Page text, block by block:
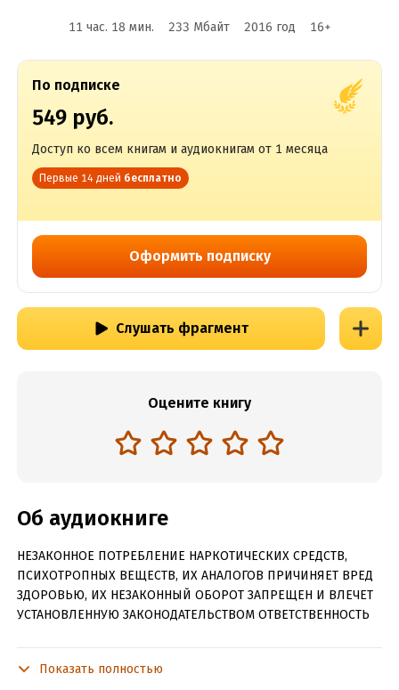
11 час. 18 мин. 233 Мбайт 2016 год 16+
По подписке
549 руб.
Доступ ко всем книгам и аудиокнигам от 1 месяца
Первые 14 дней бесплатно
Оформить подписку
Слушать фрагмент
Оцените книгу
Об аудиокниге
НЕЗАКОННОЕ ПОТРЕБЛЕНИЕ НАРКОТИЧЕСКИХ СРЕДСТВ,
ПСИХОТРОПНЫХ ВЕЩЕСТВ, ИХ АНАЛОГОВ ПРИЧИНЯЕТ ВРЕД
ЗДОРОВЬЮ, ИХ НЕЗАКОННЫЙ ОБОРОТ ЗАПРЕЩЕН И ВЛЕЧЕТ
УСТАНОВЛЕННУЮ ЗАКОНОДАТЕЛЬСТВОМ ОТВЕТСТВЕННОСТЬ
Маханенко, первая книга из нового цикла «Проект
Показать полностью